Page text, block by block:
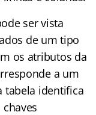
ser vista
de um tipo
os atributos da
a um
tabela identifica